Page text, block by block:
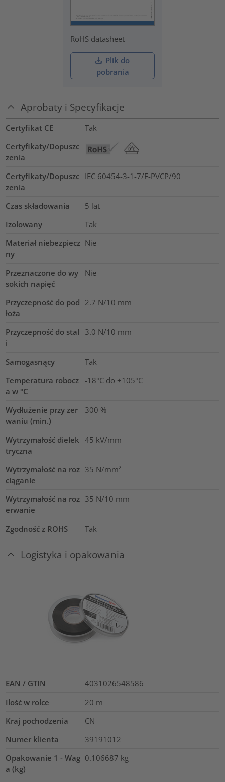
RoHS datasheet
Plik do
pobrania
Aprobaty i Specyfikacje
Certyfikat CE
Tak
Certyfikaty/Dopuszc
zenia
Certyfikaty/Dopuszc
zenia
IEC 60454-3-1-7/F-PVCP/90
Czas składowania
5 lat
Izolowany
Tak
Materiał niebezpiecz
ny
Nie
Przeznaczone do wy
sokich napięć
Nie
Przyczepność do pod
łoża
2.7 N/10 mm
Przyczepność do stal
i
3.0 N/10 mm
Samogasnący
Tak
Temperatura robocz
a w °C
-18°C do +105°C
Wydłużenie przy zer
waniu (min.)
300 %
Wytrzymałość dielek
tryczna
45 kV/mm
Wytrzymałość na roz
ciąganie
35 N/mm²
Wytrzymałość na roz
erwanie
35 N/10 mm
Zgodność z ROHS Tak
Logistyka i opakowania
EAN / GTIN
4031026548586
Ilość w rolce
20 m
Kraj pochodzenia
CN
Numer klienta
39191012
Opakowanie 1 - Wag
a (kg)
0.106687 kg